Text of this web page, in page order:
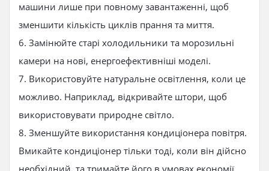
машини лише при повному завантаженні, щоб
зменшити кількість циклів прання та миття.
6. Замінюйте старі холодильники та морозильні
камери на нові, енергоефективніші моделі.
7. Використовуйте натуральне освітлення, коли це
можливо. Наприклад, відкривайте штори, щоб
використовувати природне світло.
8. Зменшуйте використання кондиціонера повітря.
Вмикайте кондиціонер тільки тоді, коли він дійсно
необхідний, та тримайте його в умовах економії